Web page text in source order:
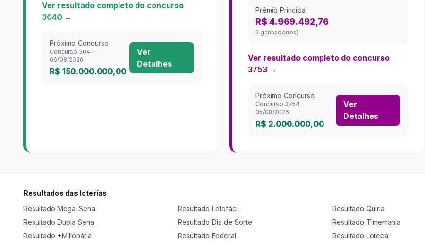
Ver resultado completo do concurso
3040 →
Próximo Concurso
Concurso 3041 ·
06/08/2026
R$ 150.000.000,00
Ver
Detalhes
Prêmio Principal
R$ 4.969.492,76
2 ganhador(es)
Ver resultado completo do concurso
3753 →
Próximo Concurso
Concurso 3754 ·
05/08/2026
R$ 2.000.000,00
Ver
Detalhes
Resultados das loterias
Resultado Mega-Sena Resultado Lotofácil Resultado Quina
Resultado Dupla Sena Resultado Dia de Sorte Resultado Timemania
Resultado +Milionária Resultado Federal Resultado Loteca